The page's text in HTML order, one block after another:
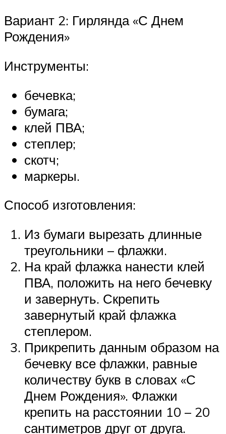
Вариант 2: Гирлянда «С Днем
Рождения»
Инструменты:
бечевка;
бумага;
клей ПВА;
степлер;
скотч;
маркеры.
Способ изготовления:
Из бумаги вырезать длинные
треугольники – флажки.
На край флажка нанести клей
ПВА, положить на него бечевку
и завернуть. Скрепить
завернутый край флажка
степлером.
Прикрепить данным образом на
бечевку все флажки, равные
количеству букв в словах «С
Днем Рождения». Флажки
крепить на расстоянии 10 – 20
сантиметров друг от друга.